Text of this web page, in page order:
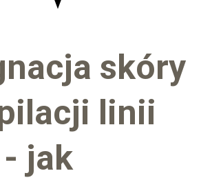
skóry
linii
- jak